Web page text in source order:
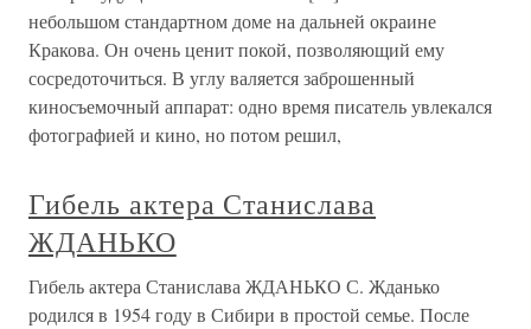
небольшом стандартном доме на дальней окраине
Кракова. Он очень ценит покой, позволяющий ему
сосредоточиться. В углу валяется заброшенный
киносъемочный аппарат: одно время писатель увлекался
фотографией и кино, но потом решил,
Гибель актера Станислава
ЖДАНЬКО
Гибель актера Станислава ЖДАНЬКО С. Жданько
родился в 1954 году в Сибири в простой семье. После